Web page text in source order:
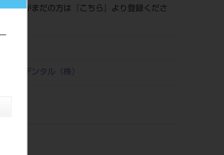
登録がまだの方は『
こちら 』より登録くださ
タケデンタル（株）